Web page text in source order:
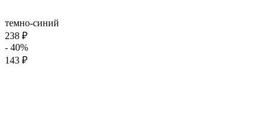
темно-синий
238 ₽
- 40%
143 ₽